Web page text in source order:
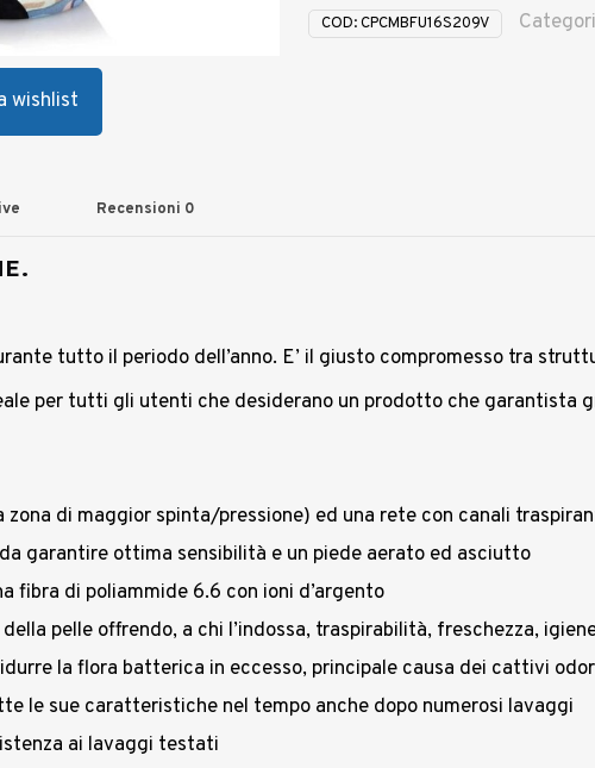
wishlist
COD:CPCMBFU16S209V
Recensioni 0
tutto il periodo dell’anno. E’ il giusto compromesso tra
per tutti gli utenti che desiderano un prodotto che garantista
di maggior spinta/pressione) ed una rete con canali
garantire ottima sensibilità e un piede aerato ed asciutto
fibra di poliammide 6.6 con ioni d’argento
pelle offrendo, a chi l’indossa, traspirabilità, freschezza,
la flora batterica in eccesso, principale causa dei cattivi
le sue caratteristiche nel tempo anche dopo numerosi lavaggi
ai lavaggi testati